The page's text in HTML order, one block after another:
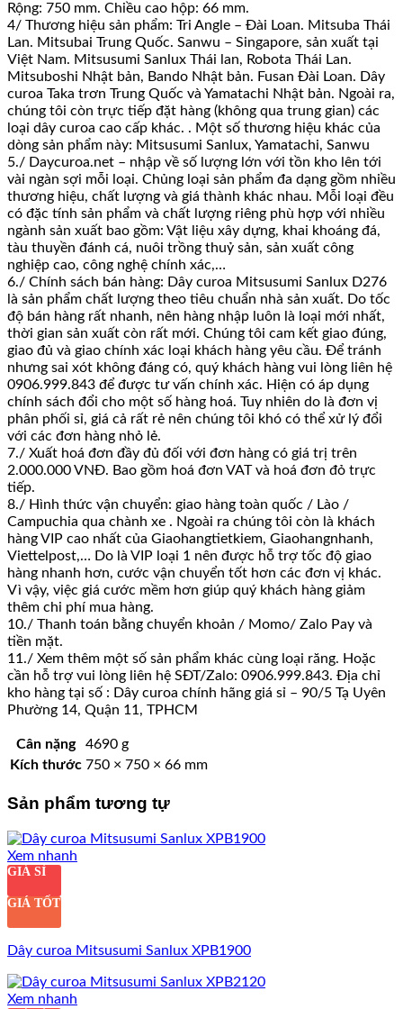
Rộng: 750 mm. Chiều cao hộp: 66 mm.
4/ Thương hiệu sản phẩm: Tri Angle – Đài Loan. Mitsuba Thái
Lan. Mitsubai Trung Quốc. Sanwu – Singapore, sản xuất tại
Việt Nam. Mitsusumi Sanlux Thái lan, Robota Thái Lan.
Mitsuboshi Nhật bản, Bando Nhật bản. Fusan Đài Loan. Dây
curoa Taka trơn Trung Quốc và Yamatachi Nhật bản. Ngoài ra,
chúng tôi còn trực tiếp đặt hàng (không qua trung gian) các
loại dây curoa cao cấp khác. . Một số thương hiệu khác của
dòng sản phẩm này: Mitsusumi Sanlux, Yamatachi, Sanwu
5./ Daycuroa.net – nhập về số lượng lớn với tồn kho lên tới
vài ngàn sợi mỗi loại. Chủng loại sản phẩm đa dạng gồm nhiều
thương hiệu, chất lượng và giá thành khác nhau. Mỗi loại đều
có đặc tính sản phẩm và chất lượng riêng phù hợp với nhiều
ngành sản xuất bao gồm: Vật liệu xây dựng, khai khoáng đá,
tàu thuyền đánh cá, nuôi trồng thuỷ sản, sản xuất công
nghiệp cao, công nghệ chính xác,…
6./ Chính sách bán hàng: Dây curoa Mitsusumi Sanlux D276
là sản phẩm chất lượng theo tiêu chuẩn nhà sản xuất. Do tốc
độ bán hàng rất nhanh, nên hàng nhập luôn là loại mới nhất,
thời gian sản xuất còn rất mới. Chúng tôi cam kết giao đúng,
giao đủ và giao chính xác loại khách hàng yêu cầu. Để tránh
nhưng sai xót không đáng có, quý khách hàng vui lòng liên hệ
0906.999.843 để được tư vấn chính xác. Hiện có áp dụng
chính sách đổi cho một số hàng hoá. Tuy nhiên do là đơn vị
phân phối sỉ, giá cả rất rẻ nên chúng tôi khó có thể xử lý đổi
với các đơn hàng nhỏ lẻ.
7./ Xuất hoá đơn đầy đủ đối với đơn hàng có giá trị trên
2.000.000 VNĐ. Bao gồm hoá đơn VAT và hoá đơn đỏ trực
tiếp.
8./ Hình thức vận chuyển: giao hàng toàn quốc / Lào /
Campuchia qua chành xe . Ngoài ra chúng tôi còn là khách
hàng VIP cao nhất của Giaohangtietkiem, Giaohangnhanh,
Viettelpost,… Do là VIP loại 1 nên được hỗ trợ tốc độ giao
hàng nhanh hơn, cước vận chuyển tốt hơn các đơn vị khác.
Vì vậy, việc giá cước mềm hơn giúp quý khách hàng giảm
thêm chi phí mua hàng.
10./ Thanh toán bằng chuyển khoản / Momo/ Zalo Pay và
tiền mặt.
11./ Xem thêm một số sản phẩm khác cùng loại răng. Hoặc
cần hỗ trợ vui lòng liên hệ SĐT/Zalo: 0906.999.843. Địa chỉ
kho hàng tại số : Dây curoa chính hãng giá sỉ – 90/5 Tạ Uyên
Phường 14, Quận 11, TPHCM
Cân nặng
4690 g
Kích thước 750 × 750 × 66 mm
Sản phẩm tương tự
Xem nhanh
GIÁ SỈ
GIÁ TỐT
Dây curoa Mitsusumi Sanlux XPB1900
Xem nhanh